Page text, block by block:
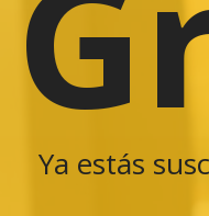
Ya estás